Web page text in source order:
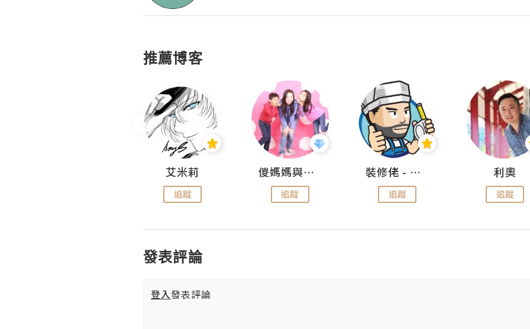
推薦博客
艾米莉
追蹤
儍媽媽與兩隻小魔怪之家
追蹤
裝修佬 - 香港一站式網上裝修平台
追蹤
利奧
追蹤
發表評論
登入發表評論